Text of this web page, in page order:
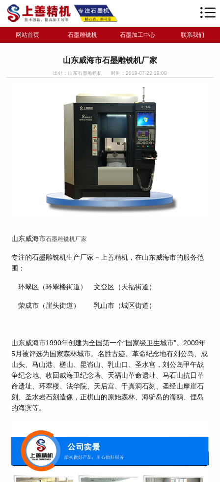
网站首页 石墨雕铣机 石墨加工中心 联系我们
山东威海市石墨雕铣机厂家
出处：山东石墨雕铣机 时间：2019-07-22 19:08
山东威海市石墨雕铣机厂家
专注的石墨雕铣机生产厂家－上善精机，在山东威海市的服务范
围：
环翠区（环翠楼街道） 文登区（天福街道）
荣成市（崖头街道） 乳山市（城区街道）
山东威海市1990年创建为全国第一个“国家级卫生城市”。2009年
5月被评选为国家森林城市。名胜古迹、革命纪念地有刘公岛、成
山头、马山港、槎山、昆嵛山、乳山口、圣水宫，刘公岛甲午战
争纪念地、收回威海卫纪念塔、天福山革命遗址、马石山抗日革
命遗址、环翠楼、法华院、天后宫、千真洞石刻、圣经山摩崖石
刻、圣水岩石刻造像，正棋山的原始森林、海驴岛的海鸥、俚岛
的海滨等。